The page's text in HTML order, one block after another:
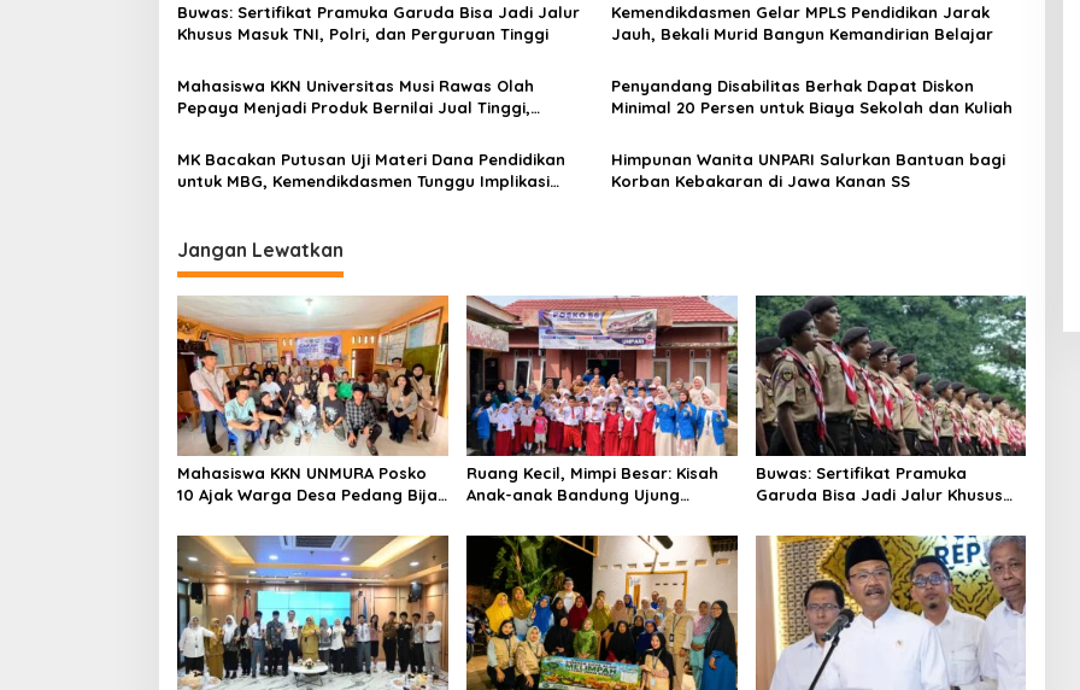
i
o
s
Buwas: Sertifikat Pramuka Garuda Bisa Jadi Jalur
Khusus Masuk TNI, Polri, dan Perguruan Tinggi
Kemendikdasmen Gelar MPLS Pendidikan Jarak
Jauh, Bekali Murid Bangun Kemandirian Belajar
Mahasiswa KKN Universitas Musi Rawas Olah
Pepaya Menjadi Produk Bernilai Jual Tinggi,
Penyandang Disabilitas Berhak Dapat Diskon
Minimal 20 Persen untuk Biaya Sekolah dan Kuliah
MK Bacakan Putusan Uji Materi Dana Pendidikan
untuk MBG, Kemendikdasmen Tunggu Implikasi
Himpunan Wanita UNPARI Salurkan Bantuan bagi
Korban Kebakaran di Jawa Kanan SS
Jangan Lewatkan
Mahasiswa KKN UNMURA Posko
10 Ajak Warga Desa Pedang Bijak
Ruang Kecil, Mimpi Besar: Kisah
Anak-anak Bandung Ujung
Buwas: Sertifikat Pramuka
Garuda Bisa Jadi Jalur Khusus
Tinggi